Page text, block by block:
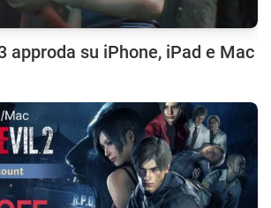
approda su iPhone, iPad e Mac